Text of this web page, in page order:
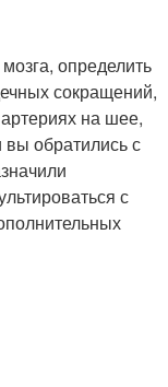
определить
сокращений,
на шее,
обратились с
с